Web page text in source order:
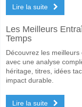
Lire la suite
Les Meilleurs
Temps
Découvrez les
avec une analyse
héritage, titres, idées
impact durable.
Lire la suite